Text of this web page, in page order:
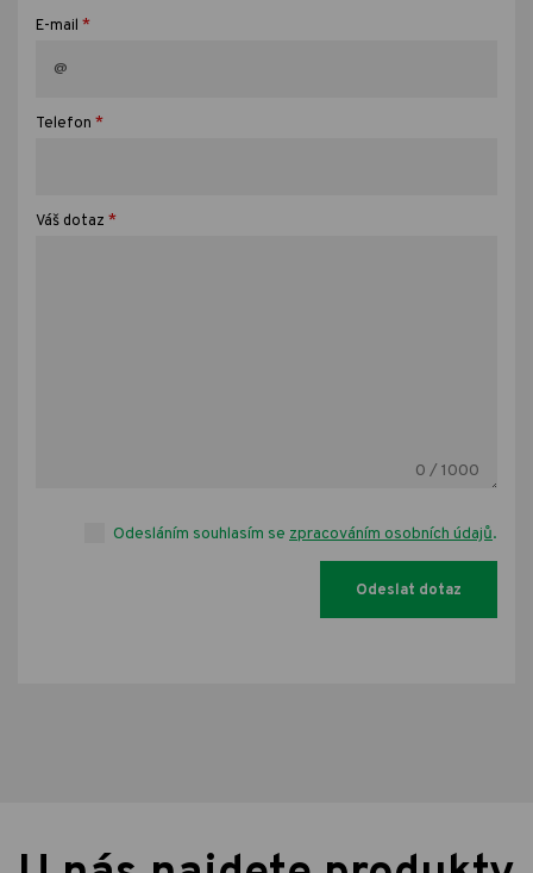
E-mail *
Telefon *
Váš dotaz *
0 / 1000
Odesláním souhlasím se zpracováním osobních údajů.